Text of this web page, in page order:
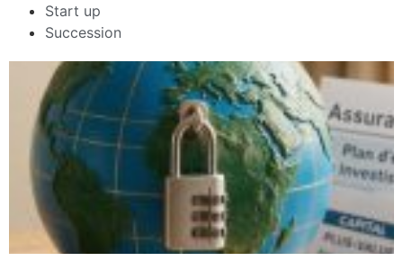
Start up
Succession